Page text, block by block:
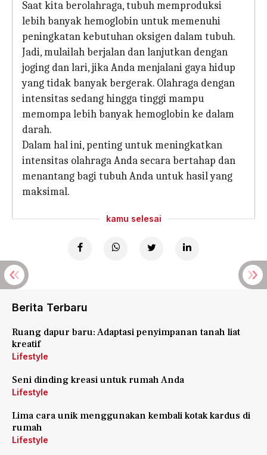
Saat kita berolahraga, tubuh memproduksi
lebih banyak hemoglobin untuk memenuhi
peningkatan kebutuhan oksigen dalam tubuh.
Jadi, mulailah berjalan dan lanjutkan dengan
joging dan lari, jika Anda menjalani gaya hidup
yang tidak banyak bergerak. Olahraga dengan
intensitas sedang hingga tinggi mampu
memompa lebih banyak hemoglobin ke dalam
darah.
Dalam hal ini, penting untuk meningkatkan
intensitas olahraga Anda secara bertahap dan
menantang bagi tubuh Anda untuk hasil yang
maksimal.
kamu selesai
Berita Terbaru
Ruang dapur baru: Adaptasi penyimpanan tanah liat
kreatif
Lifestyle
Seni dinding kreasi untuk rumah Anda
Lifestyle
Lima cara unik menggunakan kembali kotak kardus di
rumah
Lifestyle